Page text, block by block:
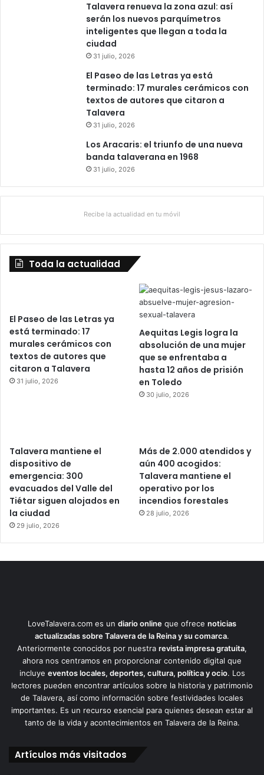
Talavera renueva la zona azul: así
serán los nuevos parquímetros
inteligentes que llegan a toda la
ciudad
31 julio, 2026
El Paseo de las Letras ya está
terminado: 17 murales cerámicos con
textos de autores que citaron a
Talavera
31 julio, 2026
Los Aracaris: el triunfo de una nueva
banda talaverana en 1968
31 julio, 2026
Recibe la actualidad en tu móvil
Toda la actualidad
El Paseo de las Letras ya
está terminado: 17
murales cerámicos con
textos de autores que
citaron a Talavera
31 julio, 2026
Aequitas Legis logra la
absolución de una mujer
que se enfrentaba a
hasta 12 años de prisión
en Toledo
30 julio, 2026
Talavera mantiene el
dispositivo de
emergencia: 300
evacuados del Valle del
Tiétar siguen alojados en
la ciudad
29 julio, 2026
Más de 2.000 atendidos y
aún 400 acogidos:
Talavera mantiene el
operativo por los
incendios forestales
28 julio, 2026
LoveTalavera.com es un diario online que ofrece noticias
actualizadas sobre Talavera de la Reina y su comarca.
Anteriormente conocidos por nuestra revista impresa gratuita,
ahora nos centramos en proporcionar contenido digital que
incluye eventos locales, deportes, cultura, política y ocio. Los
lectores pueden encontrar artículos sobre la historia y patrimonio
de Talavera, así como información sobre festividades locales
importantes. Es un recurso esencial para quienes desean estar al
tanto de la vida y acontecimientos en Talavera de la Reina.
Artículos más visitados